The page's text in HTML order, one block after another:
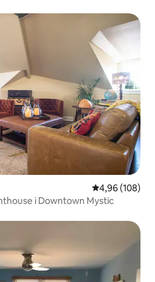
4,96 av 5 i
4,96 (108)
i Downtown Mystic